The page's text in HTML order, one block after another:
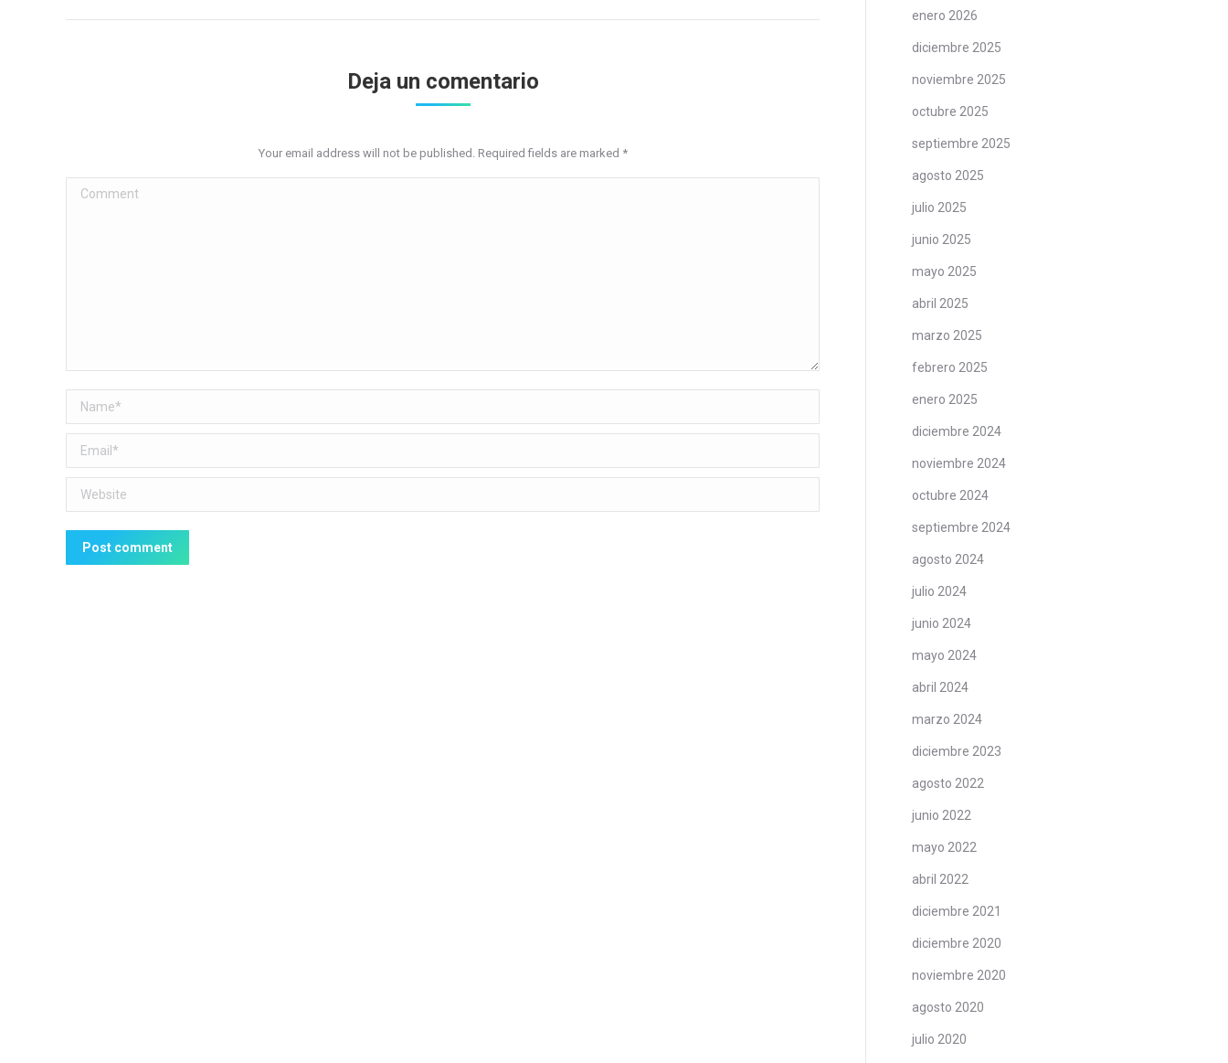
Deja un comentario
Your email address will not be published. Required fields are marked *
Comment
Name *
Email *
Website
Post comment
enero 2026
diciembre 2025
noviembre 2025
octubre 2025
septiembre 2025
agosto 2025
julio 2025
junio 2025
mayo 2025
abril 2025
marzo 2025
febrero 2025
enero 2025
diciembre 2024
noviembre 2024
octubre 2024
septiembre 2024
agosto 2024
julio 2024
junio 2024
mayo 2024
abril 2024
marzo 2024
diciembre 2023
agosto 2022
junio 2022
mayo 2022
abril 2022
diciembre 2021
diciembre 2020
noviembre 2020
agosto 2020
julio 2020